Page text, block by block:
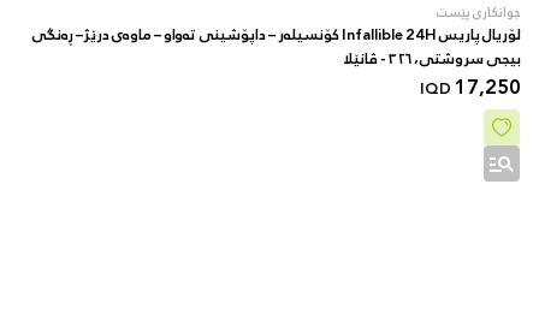
جوانکاری پێست
لۆریال پاریس Infallible 24H کۆنسیلەر – داپۆشینی تەواو – ماوەی درێژ– ڕەنگی
بیجی سروشتی، ٣٢٦ - ڤانێلا
17,250
IQD